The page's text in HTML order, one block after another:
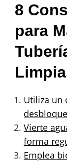
8
para
Utiliza un
Vierte
forma
Emplea